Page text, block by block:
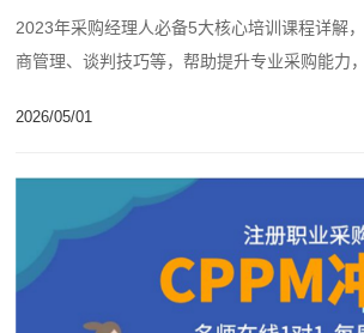
2023年采购经理人必备5大核心培训课程详解
商管理、谈判技巧等，帮助提升专业采购能力
2026/05/01